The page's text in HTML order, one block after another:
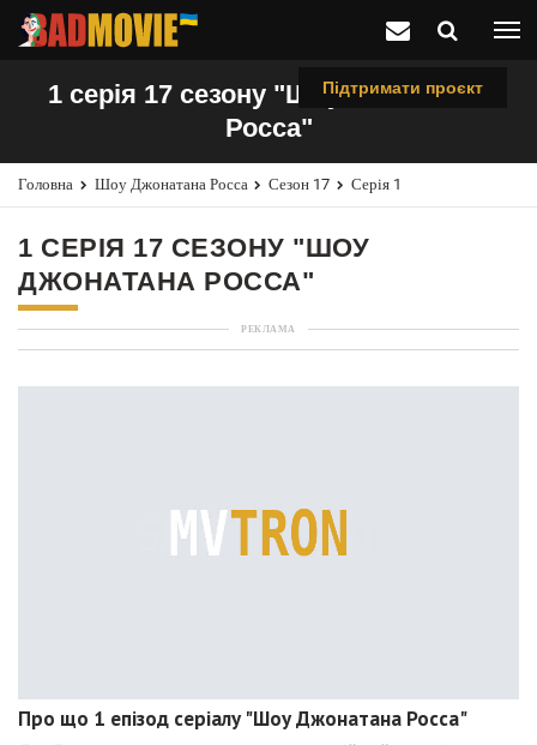
Підтримати проєкт
1 серія 17 сезону "Шоу Джонатана
Росса"
Головна Шоу Джонатана Росса Сезон 17 Серія 1
1 СЕРІЯ 17 СЕЗОНУ "ШОУ
ДЖОНАТАНА РОССА"
РЕКЛАМА
Про що 1 епізод серіалу "Шоу Джонатана Росса"